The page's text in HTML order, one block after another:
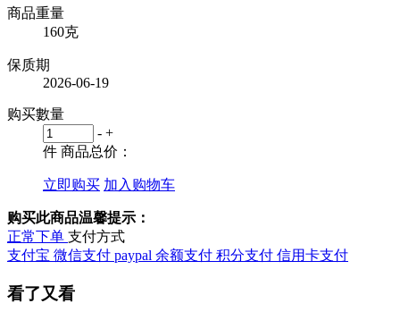
商品重量
160克
保质期
2026-06-19
购买數量
- +
件 商品总价：
立即购买 加入购物车
购买此商品温馨提示：
正常下单 支付方式
支付宝 微信支付 paypal 余额支付 积分支付 信用卡支付
看了又看